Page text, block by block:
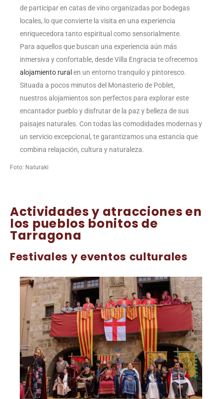
de participar en catas de vino organizadas por bodegas
locales, lo que convierte la visita en una experiencia
enriquecedora tanto espiritual como sensorialmente.
Para aquellos que buscan una experiencia aún más
inmersiva y confortable, desde Villa Engracia te ofrecemos
alojamiento rural en un entorno tranquilo y pintoresco.
Situada a pocos minutos del Monasterio de Poblet,
nuestros alojamientos son perfectos para explorar este
encantador pueblo y disfrutar de la paz y belleza de sus
paisajes naturales. Con todas las comodidades modernas y
un servicio excepcional, te garantizamos una estancia que
combina relajación, cultura y naturaleza.
Foto: Naturaki
Actividades y atracciones en
los pueblos bonitos de
Tarragona
Festivales y eventos culturales